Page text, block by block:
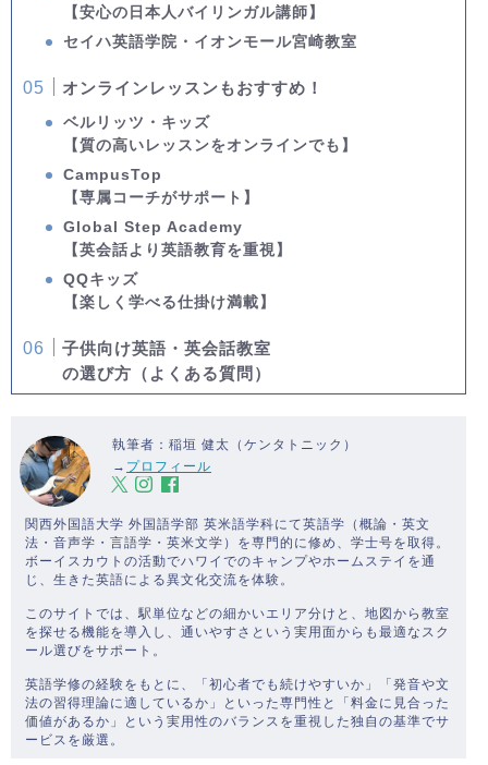
【安心の日本人バイリンガル講師】
セイハ英語学院・イオンモール宮崎教室
オンラインレッスンもおすすめ！
ベルリッツ・キッズ
【質の高いレッスンをオンラインでも】
CampusTop
【専属コーチがサポート】
Global Step Academy
【英会話より英語教育を重視】
QQキッズ
【楽しく学べる仕掛け満載】
子供向け英語・英会話教室
の選び方（よくある質問）
執筆者：稲垣 健太（ケンタトニック）
→ プロフィール
関西外国語大学 外国語学部 英米語学科にて英語学（概論・英文
法・音声学・言語学・英米文学）を専門的に修め、学士号を取得。
ボーイスカウトの活動でハワイでのキャンプやホームステイを通
じ、生きた英語による異文化交流を体験。
このサイトでは、駅単位などの細かいエリア分けと、地図から教室
を探せる機能を導入し、通いやすさという実用面からも最適なスク
ール選びをサポート。
英語学修の経験をもとに、「初心者でも続けやすいか」「発音や文
法の習得理論に適しているか」といった専門性と「料金に見合った
価値があるか」という実用性のバランスを重視した独自の基準でサ
ービスを厳選。